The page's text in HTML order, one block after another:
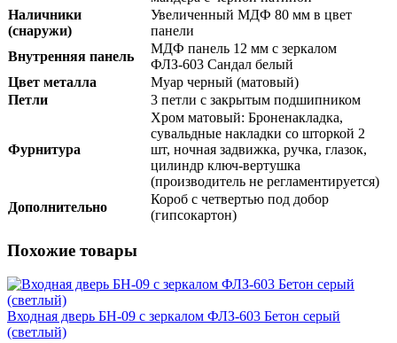
Наличники
(снаружи)
Увеличенный МДФ 80 мм в цвет
панели
Внутренняя панель
МДФ панель 12 мм с зеркалом
ФЛЗ-603 Сандал белый
Цвет металла
Муар черный (матовый)
Петли
3 петли с закрытым подшипником
Фурнитура
Хром матовый: Броненакладка,
сувальдные накладки со шторкой 2
шт, ночная задвижка, ручка, глазок,
цилиндр ключ-вертушка
(производитель не регламентируется)
Дополнительно
Короб с четвертью под добор
(гипсокартон)
Похожие товары
Входная дверь БН-09 с зеркалом ФЛЗ-603 Бетон серый
(светлый)